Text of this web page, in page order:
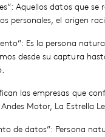
Aquellos datos que
personales, el origen
Es la persona
desde su captura
las empresas que
Motor, La Estrella
de datos”: Persona